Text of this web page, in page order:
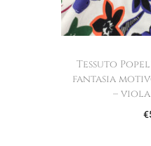
Tessuto
fantasia
–
€